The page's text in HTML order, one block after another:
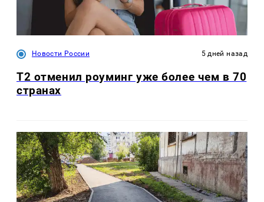
Новости России 5 дней назад
Т2 отменил роуминг уже более чем в 70
странах